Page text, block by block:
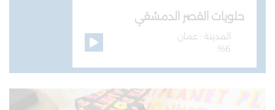
حلويات القصر الدمشقي
المدينة : عمان
%6